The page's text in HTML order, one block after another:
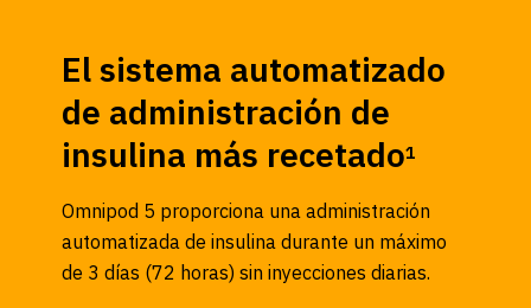
El sistema automatizado
de administración de
insulina más recetado1
Omnipod 5 proporciona una administración
automatizada de insulina durante un máximo
de 3 días (72 horas) sin inyecciones diarias.